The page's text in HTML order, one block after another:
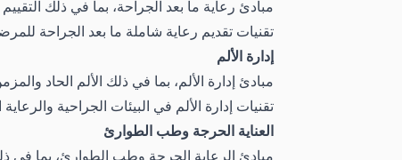
مبادئ رعاية ما بعد الجراحة، بما في ذلك التقييم
تقنيات تقديم رعاية شاملة ما بعد الجراحة
إدارة الألم
مبادئ إدارة الألم، بما في ذلك الألم الحاد
تقنيات إدارة الألم في البيئات الجراحية
العناية الحرجة وطب الطوارئ
مبادئ الرعاية الحرجة وطب الطوارئ، بما في